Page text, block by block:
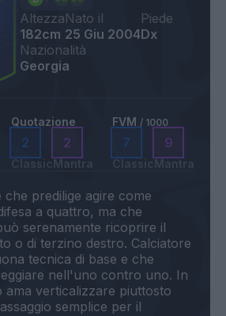
Altezza
182cm
Nato il
25 Giu 2004
Piede
Dx
Nazionalità
Georgia
Quotazione
2
Classic
2
Mantra
FVM / 1000
7
Classic
9
Mantra
che predilige agire come
a quattro, ma che
serenamente ricoprire il
o di terzino destro. Calciatore
tecnica di base e che
nell'uno contro uno. In
ama verticalizzare piuttosto
semplice per il